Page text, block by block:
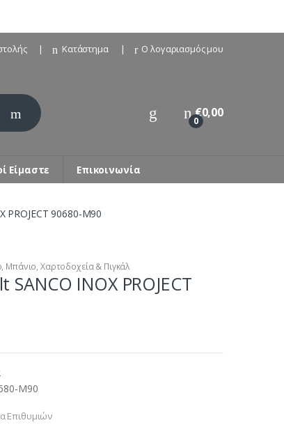
Κατάστημα Ο λογαριασμός μου
0
€0,00
Είμαστε Επικοινωνία
PROJECT 90680-M90
, Μπάνιο,Χαρτοδοχεία & Πιγκάλ
SANCO INOX PROJECT
M90
Επιθυμιών